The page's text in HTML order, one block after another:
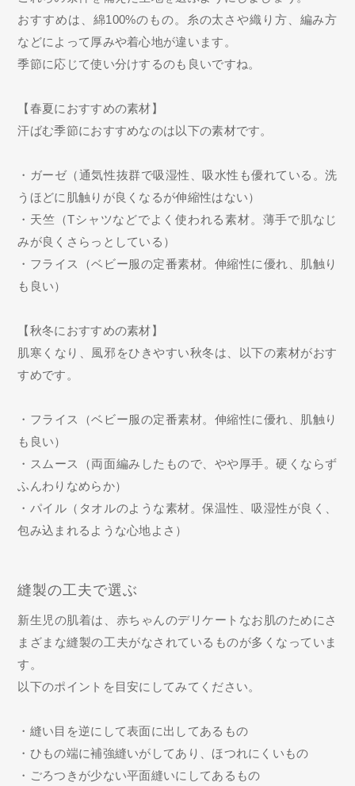
おすすめは、綿100%のもの。糸の太さや織り方、編み方
などによって厚みや着心地が違います。
季節に応じて使い分けするのも良いですね。
【春夏におすすめの素材】
汗ばむ季節におすすめなのは以下の素材です。
・ガーゼ（通気性抜群で吸湿性、吸水性も優れている。洗
うほどに肌触りが良くなるが伸縮性はない）
・天竺（Tシャツなどでよく使われる素材。薄手で肌なじ
みが良くさらっとしている）
・フライス（ベビー服の定番素材。伸縮性に優れ、肌触り
も良い）
【秋冬におすすめの素材】
肌寒くなり、風邪をひきやすい秋冬は、以下の素材がおす
すめです。
・フライス（ベビー服の定番素材。伸縮性に優れ、肌触り
も良い）
・スムース（両面編みしたもので、やや厚手。硬くならず
ふんわりなめらか）
・パイル（タオルのような素材。保温性、吸湿性が良く、
包み込まれるような心地よさ）
縫製の工夫で選ぶ
新生児の肌着は、赤ちゃんのデリケートなお肌のためにさ
まざまな縫製の工夫がなされているものが多くなっていま
す。
以下のポイントを目安にしてみてください。
・縫い目を逆にして表面に出してあるもの
・ひもの端に補強縫いがしてあり、ほつれにくいもの
・ごろつきが少ない平面縫いにしてあるもの